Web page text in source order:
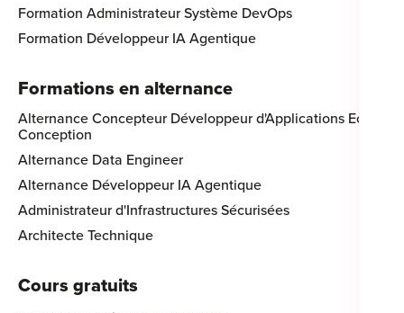
Formation Administrateur Système DevOps
Formation Développeur IA Agentique
Formations en alternance
Alternance Concepteur Développeur d'Applications Eco-
Conception
Alternance Data Engineer
Alternance Développeur IA Agentique
Administrateur d'Infrastructures Sécurisées
Architecte Technique
Cours gratuits